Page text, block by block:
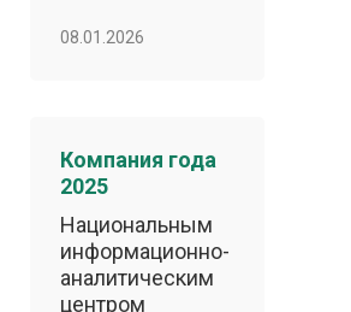
08.01.2026
Компания года
2025
Национальным
информационно-
аналитическим
центром